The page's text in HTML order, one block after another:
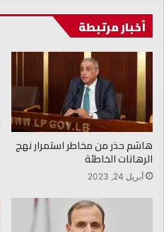
أخبار مرتبطة
هاشم حذر من مخاطر استمرار نهج
الرهانات الخاطئة
أبريل 24, 2023